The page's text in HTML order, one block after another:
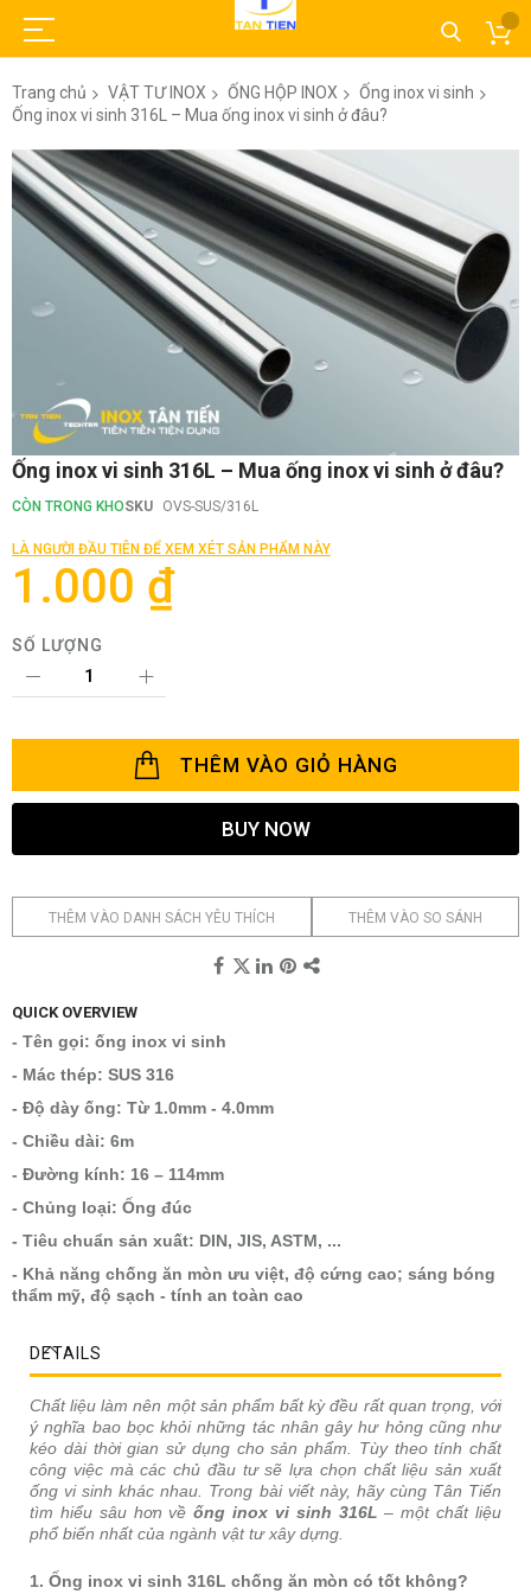
Trang chủ VẬT TƯ INOX ỐNG HỘP INOX
Ống inox vi sinh
Ống inox vi sinh 316L – Mua ống inox vi sinh ở đâu?
Chuyển
đến
phần
đầu
ảnh
Chuyển
đến
phần
của
thư
hình
Ống inox vi sinh 316L – Mua ống inox vi sinh ở đâu?
CÒN TRONG KHOSKU OVS-SUS/316L
LÀ NGƯỜI ĐẦU TIÊN ĐỂ XEM XÉT SẢN PHẨM NÀY
1.000 ₫
SỐ LƯỢNG
THÊM VÀO GIỎ HÀNG
BUY NOW
THÊM VÀO DANH SÁCH YÊU THÍCH THÊM VÀO SO SÁNH
QUICK OVERVIEW
- Tên gọi: ống inox vi sinh
- Mác thép: SUS 316
- Độ dày ống: Từ 1.0mm - 4.0mm
- Chiều dài: 6m
- Đường kính: 16 – 114mm
- Chủng loại: Ống đúc
- Tiêu chuẩn sản xuất: DIN, JIS, ASTM, ...
- Khả năng chống ăn mòn ưu việt, độ cứng cao; sáng bóng
thẩm mỹ, độ sạch - tính an toàn cao
DETAILS
Chất liệu làm nên một sản phẩm bất kỳ đều rất quan trọng, với
ý nghĩa bao bọc khỏi những tác nhân gây hư hỏng cũng như
kéo dài thời gian sử dụng cho sản phẩm. Tùy theo tính chất
công việc mà các chủ đầu tư sẽ lựa chọn chất liệu sản xuất
ống vi sinh khác nhau. Trong bài viết này, hãy cùng Tân Tiến
tìm hiểu sâu hơn vềống inox vi sinh 316L – một chất liệu
phổ biến nhất của ngành vật tư xây dựng.
1. Ống inox vi sinh 316L chống ăn mòn có tốt không?